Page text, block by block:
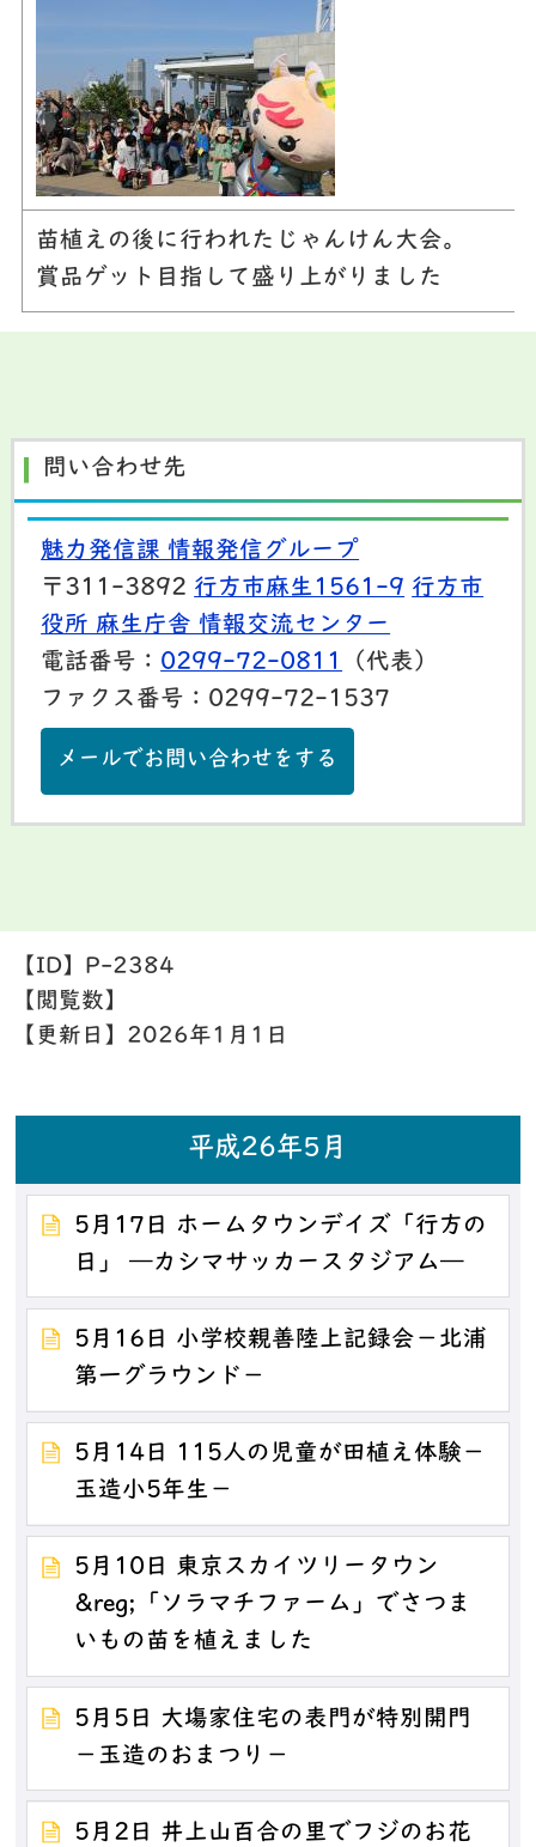
苗植えの後に行われたじゃんけん大会。
賞品ゲット目指して盛り上がりました
問い合わせ先
魅力発信課 情報発信グループ
〒311-3892 行方市麻生1561-9 行方市
役所 麻生庁舎 情報交流センター
電話番号： 0299-72-0811
（代表）
ファクス番号：0299-72-1537
メールでお問い合わせをする
【ID】 P-2384
【閲覧数】
【更新日】 2026年1月1日
平成26年5月
5月17日 ホームタウンデイズ「行方の
日」 ―カシマサッカースタジアム―
5月16日 小学校親善陸上記録会－北浦
第一グラウンド－
5月14日 115人の児童が田植え体験－
玉造小5年生－
5月10日 東京スカイツリータウン
&reg;「ソラマチファーム」でさつま
いもの苗を植えました
5月5日 大塲家住宅の表門が特別開門
－玉造のおまつり－
5月2日 井上山百合の里でフジのお花